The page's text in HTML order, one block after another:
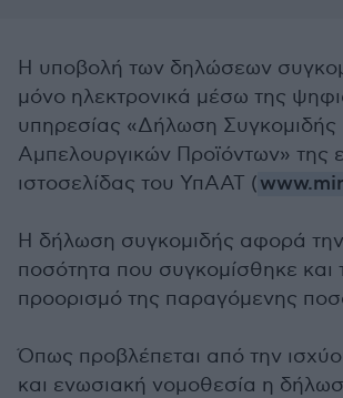
Η υποβολή των δηλώσεων
μόνο ηλεκτρονικά μέσω της
υπηρεσίας «Δήλωση Συγκομιδής
Αμπελουργικών Προϊόντων» της
ιστοσελίδας του ΥπΑΑΤ (
Η δήλωση συγκομιδής αφορά
ποσότητα που συγκομίσθηκε και
προορισμό της παραγόμενης
Όπως προβλέπεται από την
και ενωσιακή νομοθεσία η